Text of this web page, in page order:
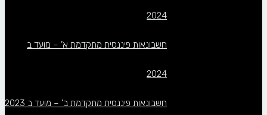
2024
חשבונאות פיננסית מתקדמת א’ – מועד ב
2024
חשבונאות פיננסית מתקדמת ב’ – מועד ב 2023